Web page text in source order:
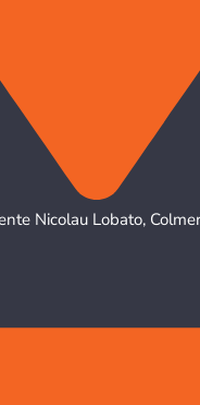
Nicolau Lobato,